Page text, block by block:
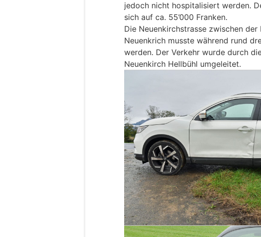
jedoch nicht hospitalisiert werden.
sich auf ca. 55’000 Franken.
Die Neuenkirchstrasse zwischen der
Neuenkrich musste während rund
werden. Der Verkehr wurde durch
Neuenkirch Hellbühl umgeleitet.